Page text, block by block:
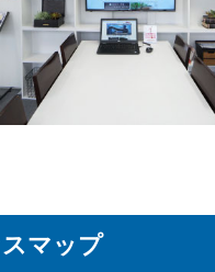
マップ